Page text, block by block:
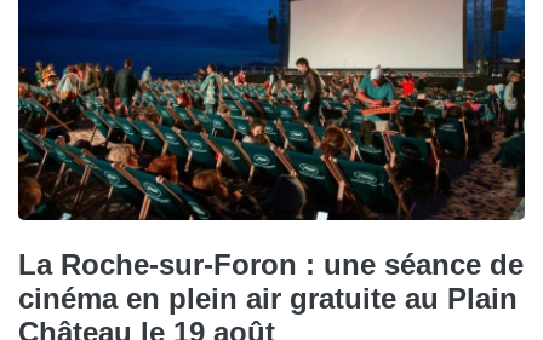
La Roche-sur-Foron : une séance de
cinéma en plein air gratuite au Plain
Château le 19 août